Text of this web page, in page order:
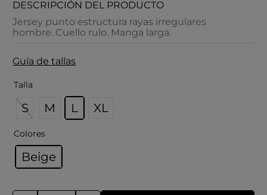
DESCRIPCIÓN DEL PRODUCTO
Jersey punto estructura rayas irregulares
hombre. Cuello rulo. Manga larga.
Guía de tallas
Talla
S M L XL
Colores
Beige